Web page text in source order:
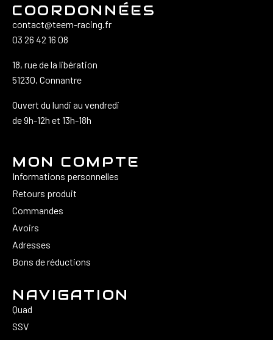
COORDONNÉES
contact@teem-racing.fr
03 26 42 16 08
18, rue de la libération
51230, Connantre
Ouvert du lundi au vendredi
de 9h-12h et 13h-18h
MON COMPTE
Informations personnelles
Retours produit
Commandes
Avoirs
Adresses
Bons de réductions
NAVIGATION
Quad
SSV